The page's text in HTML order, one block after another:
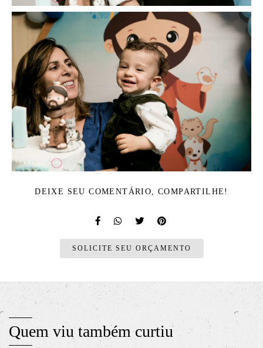
DEIXE SEU COMENTÁRIO, COMPARTILHE!
SOLICITE SEU ORÇAMENTO
Quem viu também curtiu